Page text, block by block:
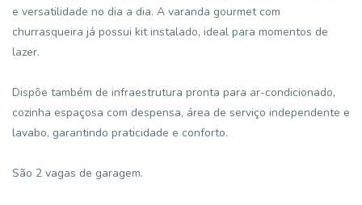
e versatilidade no dia a dia. A varanda gourmet com
churrasqueira já possui kit instalado, ideal para momentos de
lazer.
Dispõe também de infraestrutura pronta para ar-condicionado,
cozinha espaçosa com despensa, área de serviço independente e
lavabo, garantindo praticidade e conforto.
São 2 vagas de garagem.